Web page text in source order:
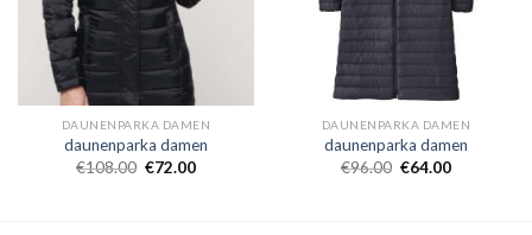
DAUNENPARKA DAMEN
daunenparka damen
€108.00 €72.00
DAUNENPARKA DAMEN
daunenparka damen
€96.00 €64.00